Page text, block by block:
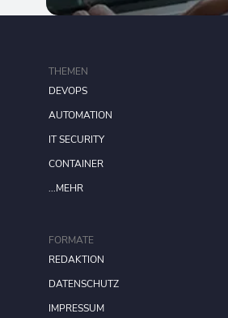
FORMATE
REDAKTION
DATENSCHUTZ
IMPRESSUM
THEMEN
DEVOPS
AUTOMATION
IT SECURITY
CONTAINER
...MEHR